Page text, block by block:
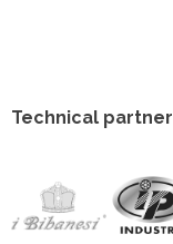
Technical partner